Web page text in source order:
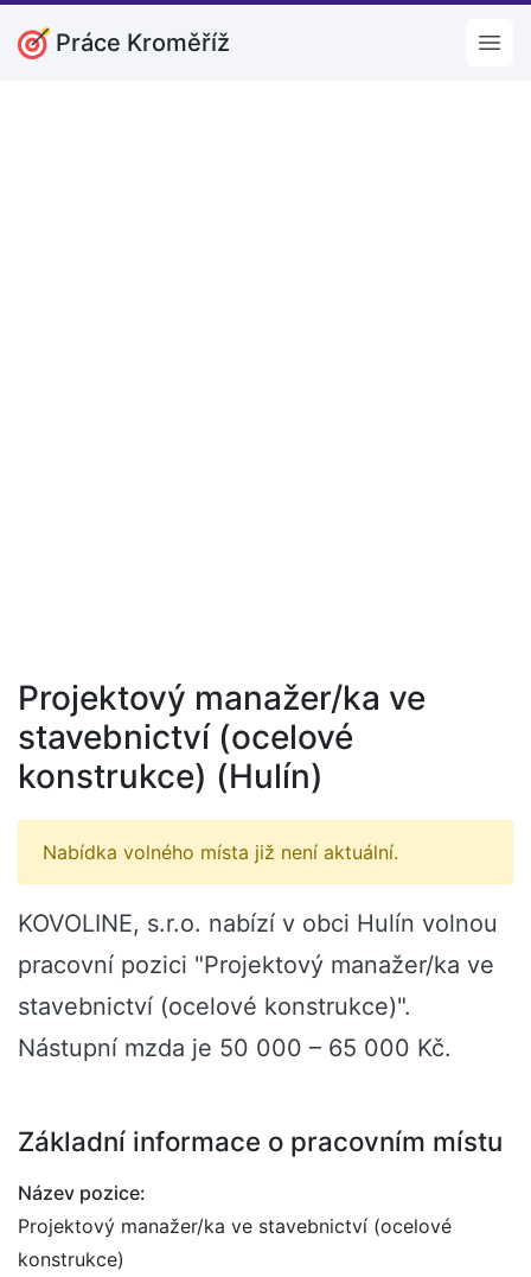
Práce Kroměříž
Projektový manažer/ka ve
stavebnictví (ocelové
konstrukce) (Hulín)
Nabídka volného místa již není aktuální.
KOVOLINE, s.r.o. nabízí v obci Hulín volnou
pracovní pozici "Projektový manažer/ka ve
stavebnictví (ocelové konstrukce)".
Nástupní mzda je 50 000 – 65 000 Kč.
Základní informace o pracovním místu
Název pozice:
Projektový manažer/ka ve stavebnictví (ocelové
konstrukce)